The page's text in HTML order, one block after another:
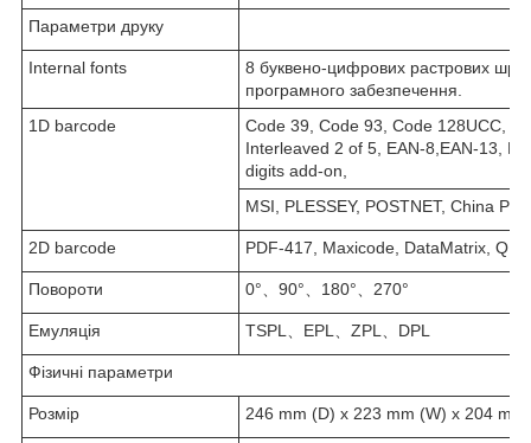
Параметри друку
Internal fonts
8 буквено-цифрових растрових
програмного забезпечення.
1D barcode
Code 39, Code 93, Code 128UCC,
Interleaved 2 of 5, EAN-8,EAN-13,
digits add-on,
MSI, PLESSEY, POSTNET, China
2D barcode PDF-417, Maxicode, DataMatrix, QR
Повороти 0°、90°、180°、270°
Емуляція TSPL、EPL、ZPL、DPL
Фізичні параметри
Розмір 246 mm (D) x 223 mm (W) x 204 mm